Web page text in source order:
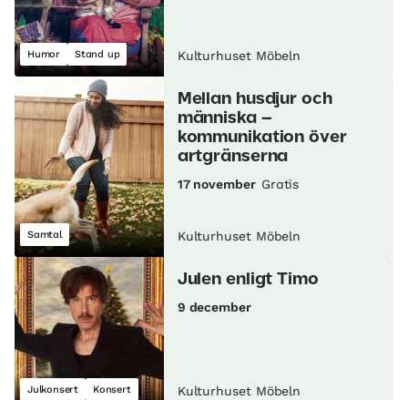
Humor Stand up Kulturhuset Möbeln
Samtal
Mellan husdjur och
människa –
kommunikation över
artgränserna
17 november Gratis
Kulturhuset Möbeln
Julkonsert Konsert
Julen enligt Timo
9 december
Kulturhuset Möbeln